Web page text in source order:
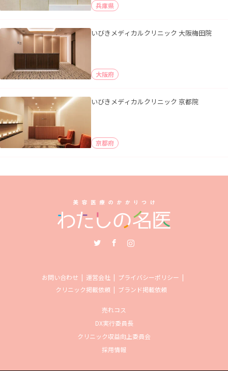
兵庫県
いびきメディカルクリニック 大阪梅田院
大阪府
いびきメディカルクリニック 京都院
京都府
お問い合わせ 運営会社
プライバシーポリシー
クリニック掲載依頼
ブランド掲載依頼
売れコス
DX実行委員長
クリニック収益向上委員会
採用情報